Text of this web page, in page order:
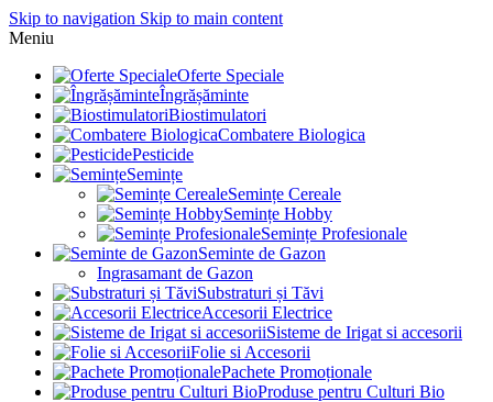
Skip to navigation Skip to main content
Meniu
Oferte Speciale
Îngrășăminte
Biostimulatori
Combatere Biologica
Pesticide
Semințe
Semințe Cereale
Semințe Hobby
Semințe Profesionale
Seminte de Gazon
Ingrasamant de Gazon
Substraturi și Tăvi
Accesorii Electrice
Sisteme de Irigat si accesorii
Folie si Accesorii
Pachete Promoționale
Produse pentru Culturi Bio